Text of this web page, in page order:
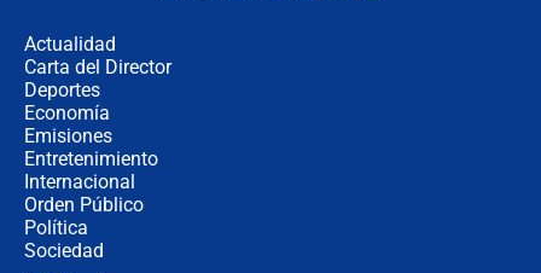
Actualidad
Carta del Director
Deportes
Economía
Emisiones
Entretenimiento
Internacional
Orden Público
Política
Sociedad